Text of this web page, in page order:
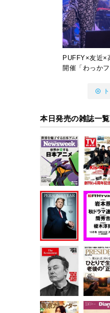
PUFFY×友近
開催「わっか
本日発売の雑誌一覧